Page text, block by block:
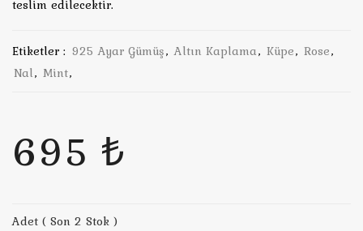
teslim edilecektir.
Etiketler : 925 Ayar Gümüş, Altın Kaplama, Küpe, Rose,
Nal, Mint,
695 ₺
Adet ( Son 2 Stok )